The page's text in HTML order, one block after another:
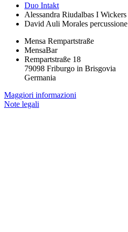
Duo Intakt
Alessandra Riudalbas I Wickers
David Auli Morales percussione
Mensa Rempartstraße
MensaBar
Rempartstraße 18
79098 Friburgo in Brisgovia
Germania
Maggiori informazioni
Note legali